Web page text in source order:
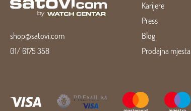
shop@satovi.com
01/ 6175 358
Karijere
Press
Blog
Prodajna mjesta